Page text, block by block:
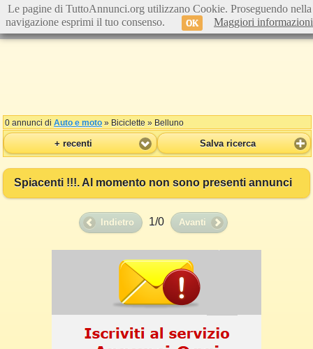
0 annunci di Auto e moto » Biciclette » Belluno
+ recenti Salva ricerca
Spiacenti !!!. Al momento non sono presenti annunci
Indietro 1/0 Avanti
Le pagine di TuttoAnnunci.org utilizzano Cookie. Proseguendo nella
navigazione esprimi il tuo consenso.
OK Maggiori informazioni